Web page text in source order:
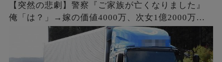
【突然の悲劇】警察『ご家族が亡くなりました』
俺「は？」→嫁の価値4000万、次女1億2000万。
事故で6人の家族と引換えに大金GET。俺「会社辞
めさせて貰うわ」